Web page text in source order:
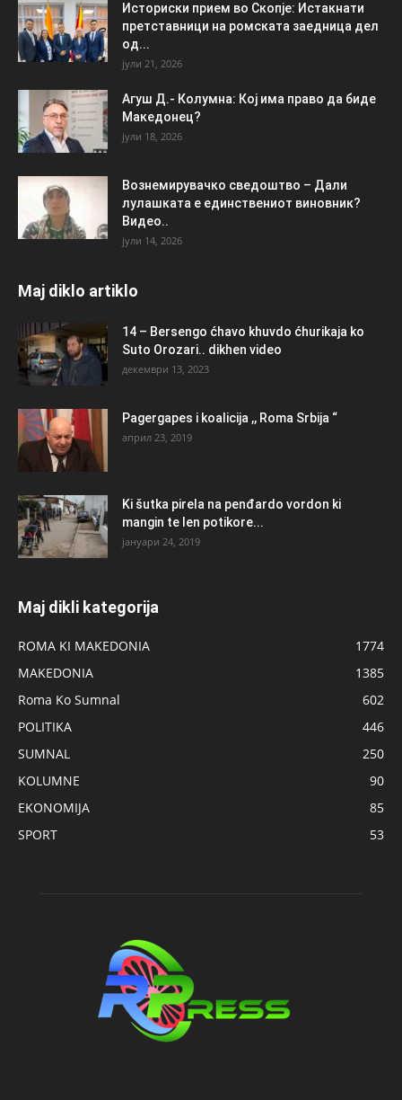
Историски прием во Скопје: Истакнати
претставници на ромската заедница дел
од...
јули 21, 2026
Агуш Д.- Колумна: Кој има право да биде
Македонец?
јули 18, 2026
Вознемирувачко сведоштво – Дали
лулашката е единствениот виновник?
Видео..
јули 14, 2026
Maj diklo artiklo
14 – Bersengo ćhavo khuvdo ćhurikaja ko
Suto Orozari.. dikhen video
декември 13, 2023
Pagergapes i koalicija ,, Roma Srbija “
април 23, 2019
Ki šutka pirela na penđardo vordon ki
mangin te len potikore...
јануари 24, 2019
Maj dikli kategorija
ROMA KI MAKEDONIA
1774
MAKEDONIA
1385
Roma Ko Sumnal
602
POLITIKA
446
SUMNAL
250
KOLUMNE
90
EKONOMIJA
85
SPORT
53